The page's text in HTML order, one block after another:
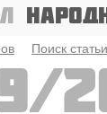
Поиск статьи